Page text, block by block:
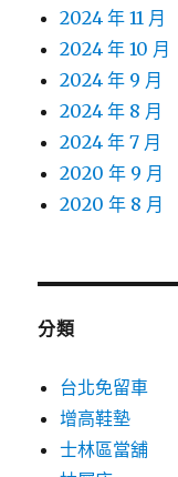
2024 年 11 月
2024 年 10 月
2024 年 9 月
2024 年 8 月
2024 年 7 月
2020 年 9 月
2020 年 8 月
分類
台北免留車
增高鞋墊
士林區當舖